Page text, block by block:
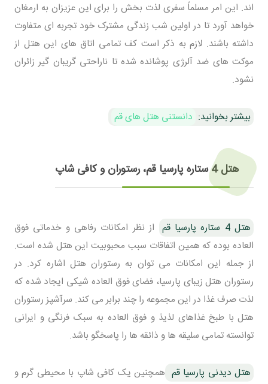
اند. این امر مسلماً سفری لذت بخش را برای این عزیزان به ارمغان
خواهد آورد تا در اولین شب زندگی مشترک خود تجربه ای متفاوت
داشته باشند. لازم به ذکر است کف تمامی اتاق های این هتل از
موکت های ضد آلرژی پوشانده شده تا ناراحتی گریبان گیر زائران
نشود.
بیشتر بخوانید: دانستنی هتل های قم
هتل 4 ستاره پارسیا قم، رستوران و کافی شاپ
هتل 4 ستاره پارسیا قم
از نظر امکانات رفاهی و خدماتی فوق
العاده بوده که همین اتفاقات سبب محبوبیت این هتل شده است.
از جمله این امکانات می توان به رستوران هتل اشاره کرد. در
رستوران هتل زیبای پارسیا، فضای فوق العاده شیکی ایجاد شده که
لذت صرف غذا در این مجموعه را چند برابر می کند. سرآشپز رستوران
هتل با طبخ غذاهای لذیذ و فوق العاده به سبک فرنگی و ایرانی
توانسته تمامی سلیقه ها و ذائقه ها را پاسخگو باشد.
هتل دیدنی پارسیا قم همچنین یک کافی شاپ با محیطی گرم و